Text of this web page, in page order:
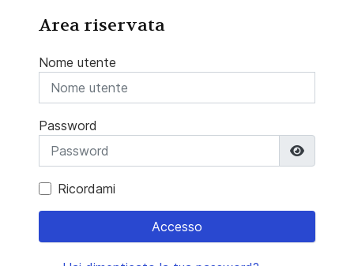
Area riservata
Nome utente
Password
Ricordami
Accesso